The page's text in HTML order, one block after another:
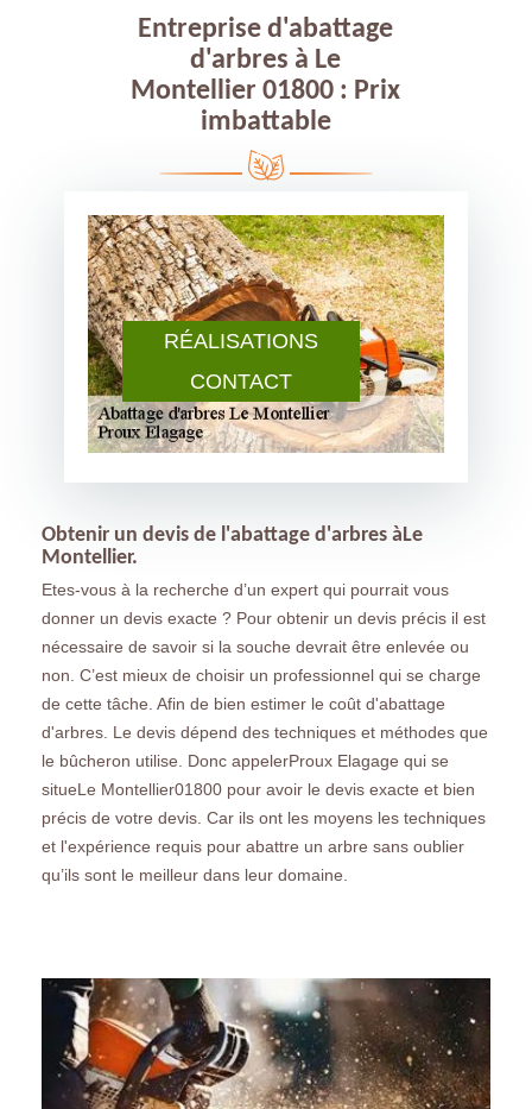
RÉALISATIONS
CONTACT
Entreprise d'abattage
d'arbres à Le
Montellier 01800 : Prix
imbattable
Obtenir un devis de l'abattage d'arbres àLe
Montellier.
Etes-vous à la recherche d’un expert qui pourrait vous
donner un devis exacte ? Pour obtenir un devis précis il est
nécessaire de savoir si la souche devrait être enlevée ou
non. C’est mieux de choisir un professionnel qui se charge
de cette tâche. Afin de bien estimer le coût d'abattage
d'arbres. Le devis dépend des techniques et méthodes que
le bûcheron utilise. Donc appelerProux Elagage qui se
situeLe Montellier01800 pour avoir le devis exacte et bien
précis de votre devis. Car ils ont les moyens les techniques
et l'expérience requis pour abattre un arbre sans oublier
qu’ils sont le meilleur dans leur domaine.